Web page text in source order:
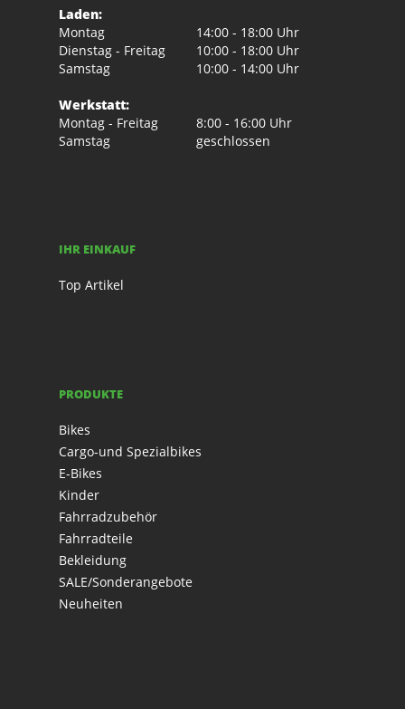
Laden:
Montag
14:00 - 18:00 Uhr
Dienstag - Freitag
10:00 - 18:00 Uhr
Samstag
10:00 - 14:00 Uhr
Werkstatt:
Montag - Freitag
8:00 - 16:00 Uhr
Samstag
geschlossen
IHR EINKAUF
Top Artikel
PRODUKTE
Bikes
Cargo-und Spezialbikes
E-Bikes
Kinder
Fahrradzubehör
Fahrradteile
Bekleidung
SALE/Sonderangebote
Neuheiten